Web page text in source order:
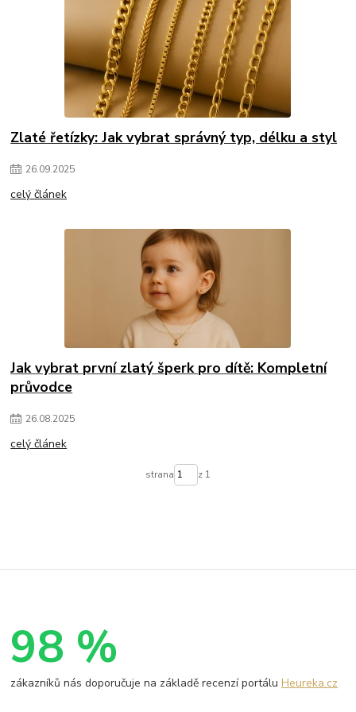
Zlaté řetízky: Jak vybrat správný typ, délku a styl
26.09.2025
celý článek
Jak vybrat první zlatý šperk pro dítě: Kompletní
průvodce
26.08.2025
celý článek
strana z 1
98 %
zákazníků nás doporučuje na základě recenzí portáluHeureka.cz